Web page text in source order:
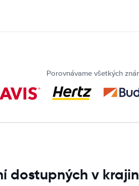
Porovnávame všetkých
dostupných v